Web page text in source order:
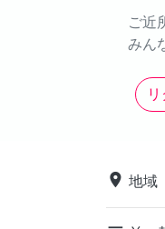
ご近
みん
place 地域